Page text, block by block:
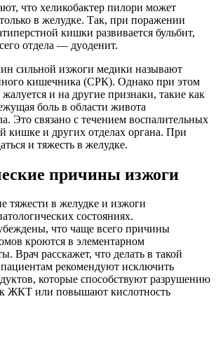
что хеликобактер пилори может
в желудке. Так, при поражении
кишки развивается бульбит,
отдела — дуоденит.
сильной изжоги медики называют
кишечника (СРК). Однако при этом
и на другие признаки, такие как
боль в области живота
Это связано с течением воспалительных
кишке и других отделах органа. При
и тяжесть в желудке.
причины изжоги
тяжести в желудке и изжоги
состояниях.
что чаще всего причины
кроются в элементарном
Врач расскажет, что делать в такой
рекомендуют исключить
которые способствуют разрушению
ЖКТ или повышают кислотность